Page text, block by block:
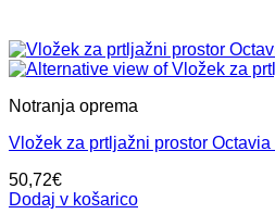
Notranja oprema
Vložek za prtljažni prostor Octavia
50,72€
Dodaj v košarico